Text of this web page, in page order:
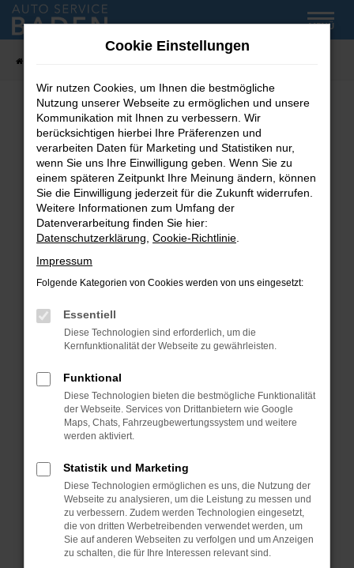
Zum
Hauptinhalt
MENÜ
Fehler: Network Error
Beim Laden ist ein Fehler aufgetreten.
Hier sind ein paar Tipps, die dir helfen können:
Überprüfe deine Firewall und deine
Internetverbindung.
Laden andere Webseiten, zum Beispiel deine
Suchmaschine?
Prüfe deine Browsererweiterungen.
können das Laden bestimmter Seiten
verhindern. Funktioniert die Seite in einem
Fenster?
Starte dein Gerät neu.
Das kann manchmal helfen, vorübergehende
Probleme zu beheben.
Betriebssystem auf dem neuesten Stand
sind.
Veraltete Software birgt nicht nur ein
Sicherheitsrisiko, sondern kann auch dazu
führen, dass bestimmte Funktionen nicht mehr
unterstützt werden.
Cookie Einstellungen
Wir nutzen Cookies, um Ihnen die bestmögliche
Nutzung unserer Webseite zu ermöglichen und unsere
Kommunikation mit Ihnen zu verbessern. Wir
berücksichtigen hierbei Ihre Präferenzen und
verarbeiten Daten für Marketing und Statistiken nur,
wenn Sie uns Ihre Einwilligung geben. Wenn Sie zu
einem späteren Zeitpunkt Ihre Meinung ändern, können
Sie die Einwilligung jederzeit für die Zukunft widerrufen.
Weitere Informationen zum Umfang der
Datenverarbeitung finden Sie hier:
Datenschutzerklärung Cookie-Richtlinie
Impressum
Folgende Kategorien von Cookies werden von uns eingesetzt:
Essentiell
Diese Technologien sind erforderlich, um die
Kernfunktionalität der Webseite zu gewährleisten.
Funktional
Diese Technologien bieten die bestmögliche Funktionalität
der Webseite. Services von Drittanbietern wie Google
Maps, Chats, Fahrzeugbewertungssystem und weitere
werden aktiviert.
Statistik und Marketing
Diese Technologien ermöglichen es uns, die Nutzung der
Webseite zu analysieren, um die Leistung zu messen und
zu verbessern. Zudem werden Technologien eingesetzt,
die von dritten Werbetreibenden verwendet werden, um
Sie auf anderen Webseiten zu verfolgen und um Anzeigen
zu schalten, die für Ihre Interessen relevant sind.